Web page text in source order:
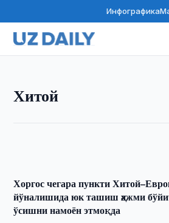
Инфографика
Хитой
Хитой ташқи савдоси ўсишда
Хоргос чегара пункти
йўналишида юк ташиш ҳажми
ўсишни намоён этмоқда